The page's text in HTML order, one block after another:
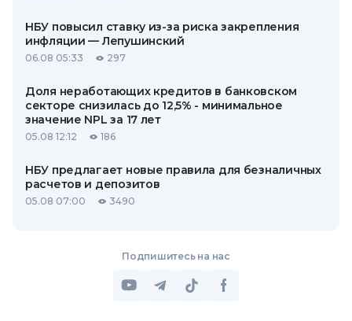
НБУ повысил ставку из-за риска закрепления
инфляции — Лепушинский
06.08 05:33 297
Доля неработающих кредитов в банковском
секторе снизилась до 12,5% - минимальное
значение NPL за 17 лет
05.08 12:12 186
НБУ предлагает новые правила для безналичных
расчетов и депозитов
05.08 07:00 3490
Подпишитесь на нас